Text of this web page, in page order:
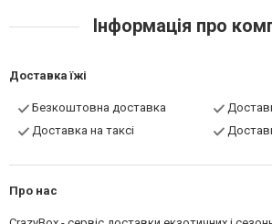
Інформація про
Доставка їжі
Безкоштовна доставка
Доставка на таксі
Про нас